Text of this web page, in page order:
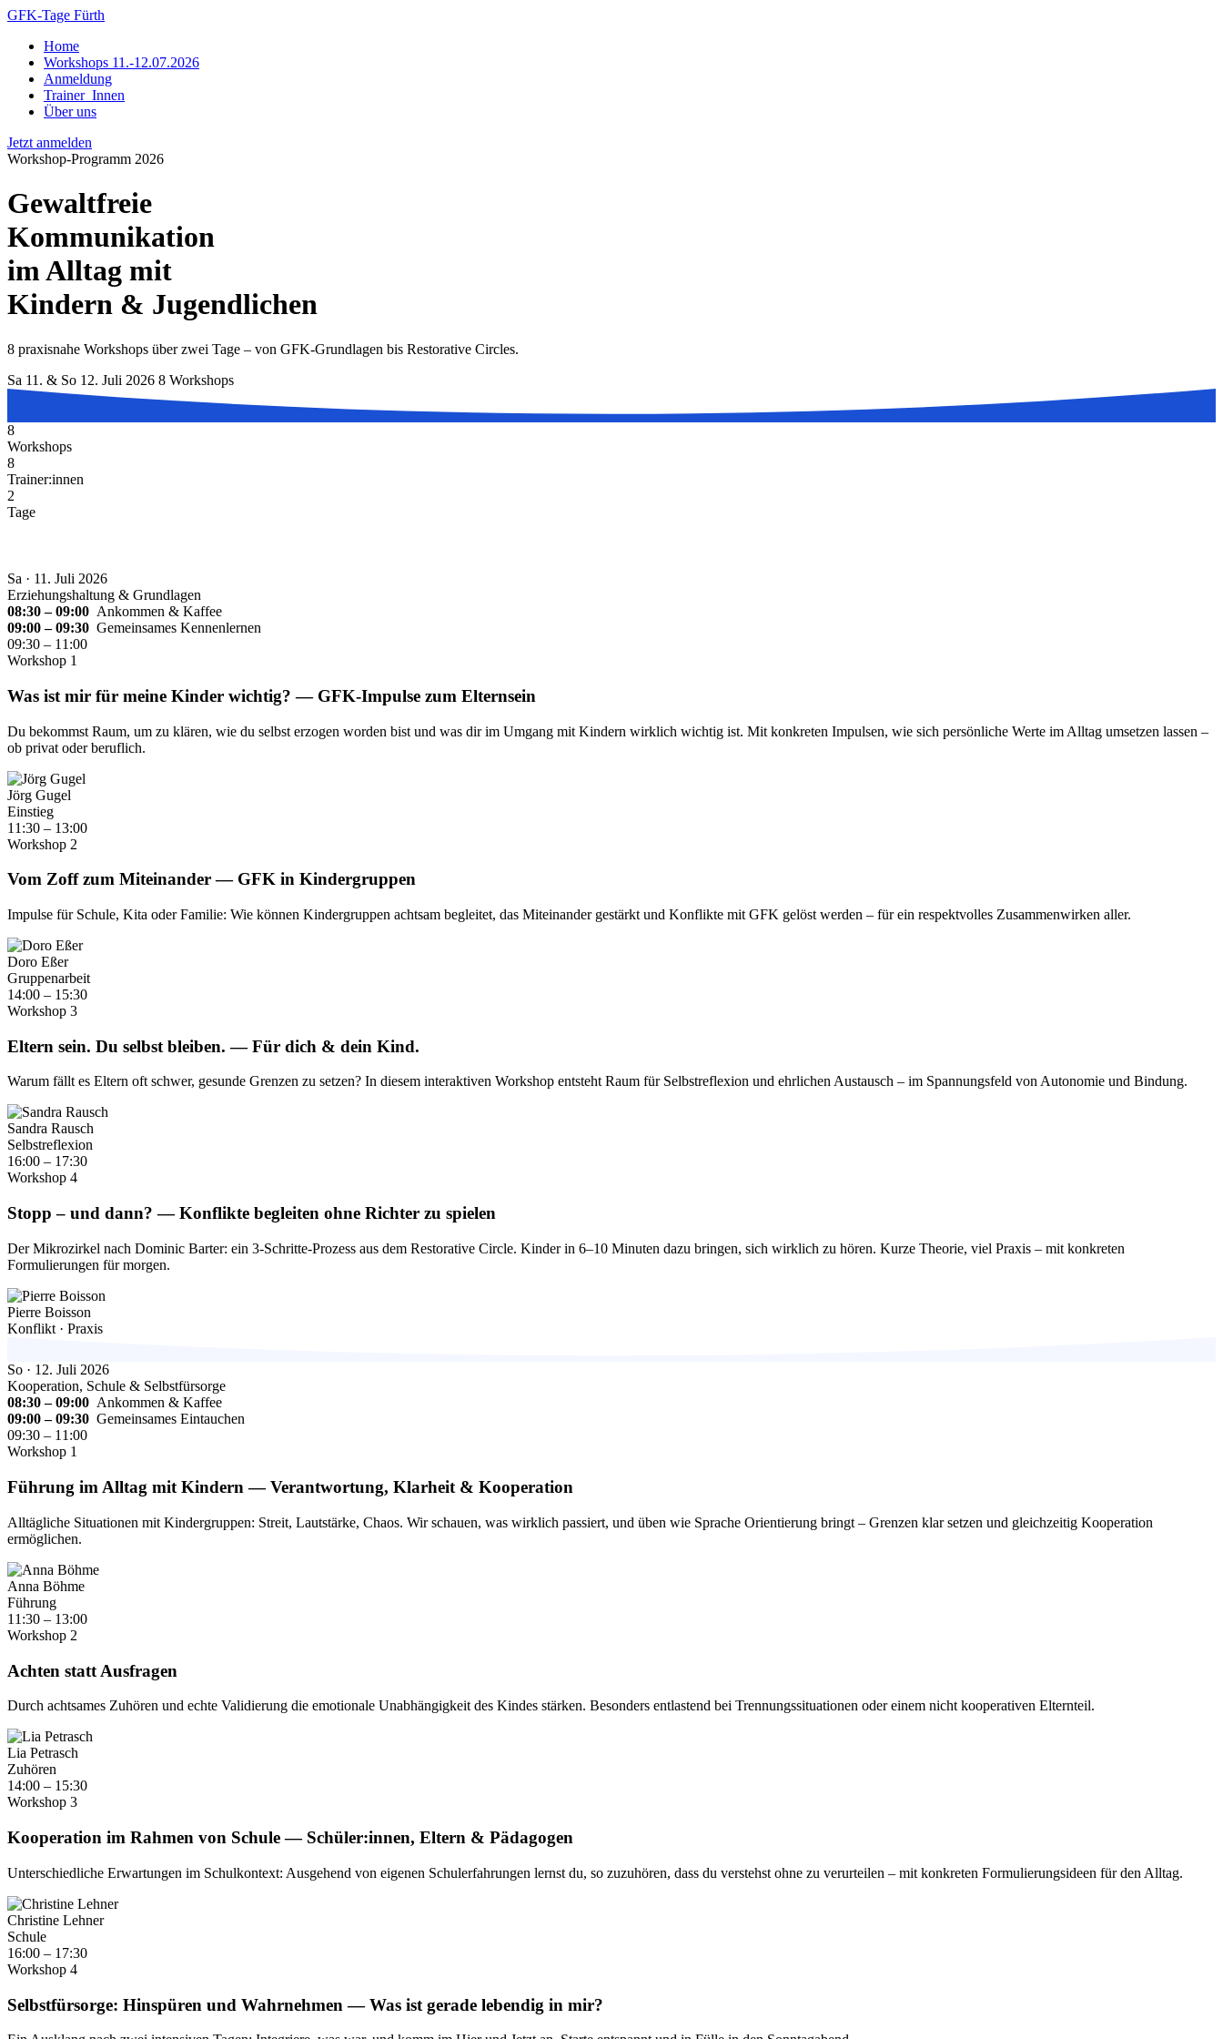
GFK-Tage Fürth
Home
Workshops 11.-12.07.2026
Anmeldung
Trainer_Innen
Über uns
Jetzt anmelden
Workshop-Programm 2026
Gewaltfreie
Kommunikation
im Alltag mit
Kindern & Jugendlichen
8 praxisnahe Workshops über zwei Tage – von GFK-Grundlagen bis Restorative Circles.
Sa 11. & So 12. Juli 2026 8 Workshops
8
Workshops
8
Trainer:innen
2
Tage
Sa · 11. Juli 2026
Erziehungshaltung & Grundlagen
08:30 – 09:00 Ankommen & Kaffee
09:00 – 09:30 Gemeinsames Kennenlernen
09:30 – 11:00
Workshop 1
Was ist mir für meine Kinder wichtig? — GFK-Impulse zum Elternsein
Du bekommst Raum, um zu klären, wie du selbst erzogen worden bist und was dir im Umgang mit Kindern wirklich wichtig ist. Mit konkreten Impulsen, wie sich persönliche Werte im Alltag umsetzen lassen –
ob privat oder beruflich.
Jörg Gugel
Einstieg
11:30 – 13:00
Workshop 2
Vom Zoff zum Miteinander — GFK in Kindergruppen
Impulse für Schule, Kita oder Familie: Wie können Kindergruppen achtsam begleitet, das Miteinander gestärkt und Konflikte mit GFK gelöst werden – für ein respektvolles Zusammenwirken aller.
Doro Eßer
Gruppenarbeit
14:00 – 15:30
Workshop 3
Eltern sein. Du selbst bleiben. — Für dich & dein Kind.
Warum fällt es Eltern oft schwer, gesunde Grenzen zu setzen? In diesem interaktiven Workshop entsteht Raum für Selbstreflexion und ehrlichen Austausch – im Spannungsfeld von Autonomie und Bindung.
Sandra Rausch
Selbstreflexion
16:00 – 17:30
Workshop 4
Stopp – und dann? — Konflikte begleiten ohne Richter zu spielen
Der Mikrozirkel nach Dominic Barter: ein 3-Schritte-Prozess aus dem Restorative Circle. Kinder in 6–10 Minuten dazu bringen, sich wirklich zu hören. Kurze Theorie, viel Praxis – mit konkreten
Formulierungen für morgen.
Pierre Boisson
Konflikt · Praxis
So · 12. Juli 2026
Kooperation, Schule & Selbstfürsorge
08:30 – 09:00 Ankommen & Kaffee
09:00 – 09:30 Gemeinsames Eintauchen
09:30 – 11:00
Workshop 1
Führung im Alltag mit Kindern — Verantwortung, Klarheit & Kooperation
Alltägliche Situationen mit Kindergruppen: Streit, Lautstärke, Chaos. Wir schauen, was wirklich passiert, und üben wie Sprache Orientierung bringt – Grenzen klar setzen und gleichzeitig Kooperation
ermöglichen.
Anna Böhme
Führung
11:30 – 13:00
Workshop 2
Achten statt Ausfragen
Durch achtsames Zuhören und echte Validierung die emotionale Unabhängigkeit des Kindes stärken. Besonders entlastend bei Trennungssituationen oder einem nicht kooperativen Elternteil.
Lia Petrasch
Zuhören
14:00 – 15:30
Workshop 3
Kooperation im Rahmen von Schule — Schüler:innen, Eltern & Pädagogen
Unterschiedliche Erwartungen im Schulkontext: Ausgehend von eigenen Schulerfahrungen lernst du, so zuzuhören, dass du verstehst ohne zu verurteilen – mit konkreten Formulierungsideen für den Alltag.
Christine Lehner
Schule
16:00 – 17:30
Workshop 4
Selbstfürsorge: Hinspüren und Wahrnehmen — Was ist gerade lebendig in mir?